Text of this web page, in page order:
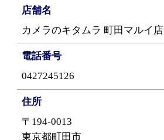
店舗名
カメラのキタムラ 町田マルイ店
電話番号
0427245126
住所
〒194-0013
東京都町田市